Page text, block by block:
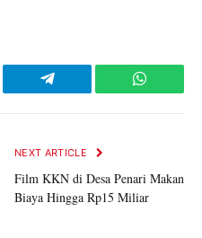
Telegram
NEXT ARTICLE
Film KKN di Desa Penari Makan
Biaya Hingga Rp15 Miliar